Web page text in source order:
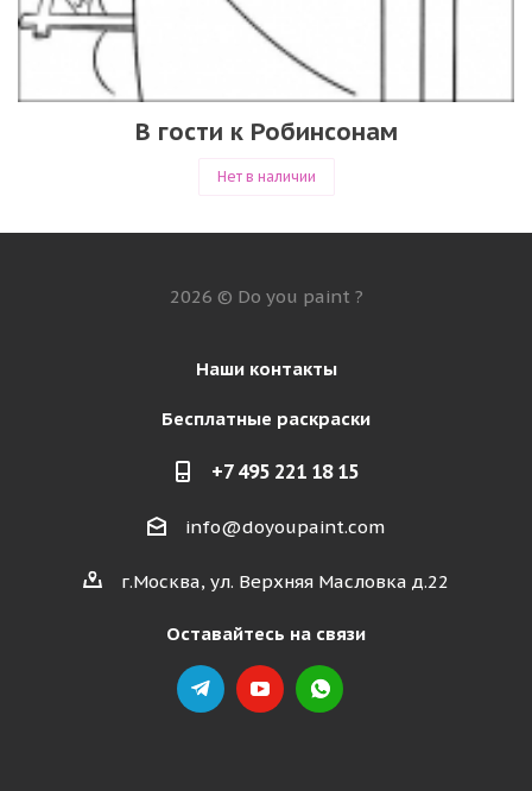
В гости к Робинсонам
Нет в наличии
2026 © Do you paint ?
Наши контакты
Бесплатные раскраски
+7 495 221 18 15
info@doyoupaint.com
г.Москва, ул. Верхняя Масловка д.22
Оставайтесь на связи